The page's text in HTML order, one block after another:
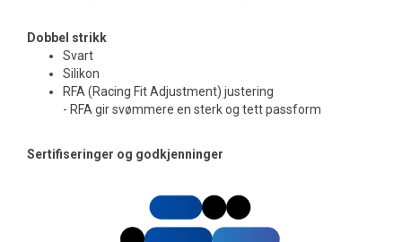
Dobbel strikk
Svart
Silikon
RFA (Racing Fit Adjustment) justering
- RFA gir svømmere en sterk og tett passform
Sertifiseringer og godkjenninger